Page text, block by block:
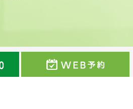
春日市・大野城市・筑紫野市・太
務所©弁護士法人Nexill&Partners